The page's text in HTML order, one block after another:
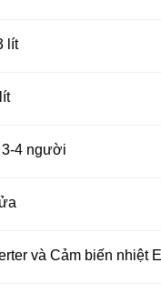
lít
4 người
và Cảm biến nhiệt